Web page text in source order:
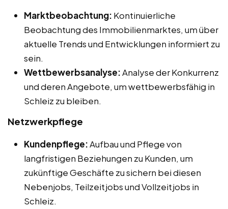
Marktbeobachtung: Kontinuierliche
Beobachtung des Immobilienmarktes, um über
aktuelle Trends und Entwicklungen informiert zu
sein.
Wettbewerbsanalyse:Analyse der Konkurrenz
und deren Angebote, um wettbewerbsfähig in
Schleiz zu bleiben.
Netzwerkpflege
Kundenpflege:Aufbau und Pflege von
langfristigen Beziehungen zu Kunden, um
zukünftige Geschäfte zu sichern bei diesen
Nebenjobs, Teilzeitjobs und Vollzeitjobs in
Schleiz.